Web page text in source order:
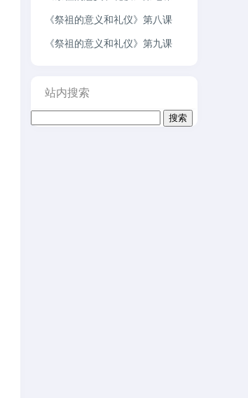
《祭祖的意义和礼仪》第八课
《祭祖的意义和礼仪》第九课
站内搜索
搜